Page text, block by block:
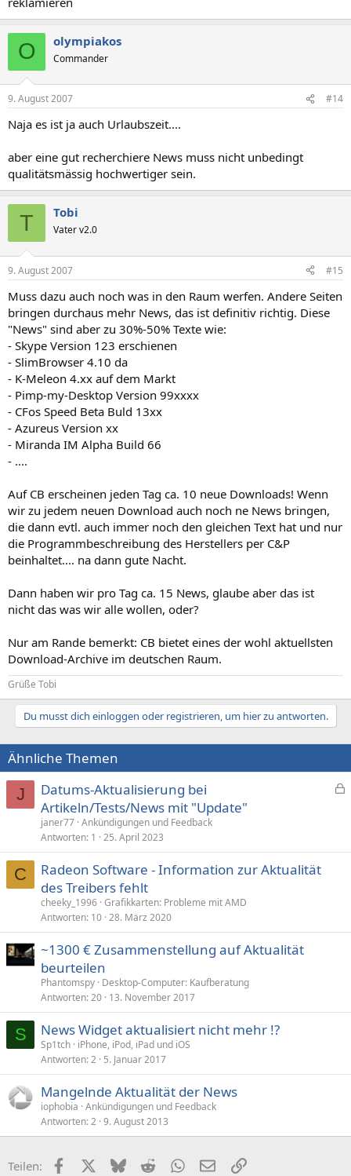
O olympiakos
Commander
9. August 2007 #14
Naja es ist ja auch Urlaubszeit....
aber eine gut recherchiere News muss nicht unbedingt
qualitätsmässig hochwertiger sein.
T Tobi
Vater v2.0
9. August 2007 #15
Muss dazu auch noch was in den Raum werfen. Andere Seiten
bringen durchaus mehr News, das ist definitiv richtig. Diese
"News" sind aber zu 30%-50% Texte wie:
- Skype Version 123 erschienen
- SlimBrowser 4.10 da
- K-Meleon 4.xx auf dem Markt
- Pimp-my-Desktop Version 99xxxx
- CFos Speed Beta Buld 13xx
- Azureus Version xx
- Miranda IM Alpha Build 66
- ....
Auf CB erscheinen jeden Tag ca. 10 neue Downloads! Wenn
wir zu jedem neuen Download auch noch ne News bringen,
die dann evtl. auch immer noch den gleichen Text hat und nur
die Programmbeschreibung des Herstellers per C&P
beinhaltet.... na dann gute Nacht.
Dann haben wir pro Tag ca. 15 News, glaube aber das ist
nicht das was wir alle wollen, oder?
Nur am Rande bemerkt: CB bietet eines der wohl aktuellsten
Download-Archive im deutschen Raum.
Grüße Tobi
Du musst dich einloggen oder registrieren, um hier zu antworten.
Ähnliche Themen
J
e
Datums-Aktualisierung bei
Artikeln/Tests/News mit "Update"
janer77 Ankündigungen und Feedback
Antworten 1 25. April 2023
C
Radeon Software - Information zur Aktualität
des Treibers fehlt
cheeky_1996 Grafikkarten: Probleme mit AMD
Antworten 10 28. März 2020
~1300 € Zusammenstellung auf Aktualität
beurteilen
Phantomspy Desktop-Computer: Kaufberatung
Antworten 20 13. November 2017
S News Widget aktualisiert nicht mehr !?
Sp1tch iPhone, iPod, iPad und iOS
Antworten 2 5. Januar 2017
Mangelnde Aktualität der News
iophobia Ankündigungen und Feedback
Antworten 2 9. August 2013
Teilen: FacebookX (Twitter)
BlueskyRedditWhatsApp
E-MailLink